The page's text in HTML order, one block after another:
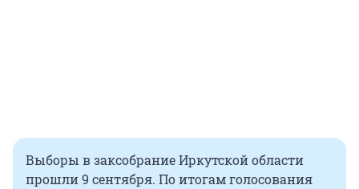
Выборы в заксобрание Иркутской области
прошли 9 сентября. По итогам голосования